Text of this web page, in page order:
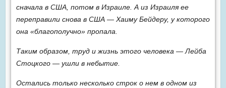
сначала в США, потом в Израиле. А из Израиля ее
переправили снова в США — Хаиму Бейдеру, у которого
она «благополучно» пропала.
Таким образом, труд и жизнь этого человека — Лейба
Стоцкого — ушли в небытие.
Остались только несколько строк о нем в одном из